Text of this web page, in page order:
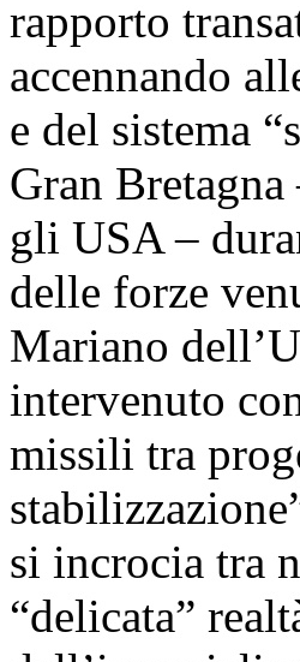
rapporto
accennando
e del sistema
Gran Bretagna
gli USA –
delle forze
Mariano
intervenuto
missili tra
si incrocia tra
“delicata”